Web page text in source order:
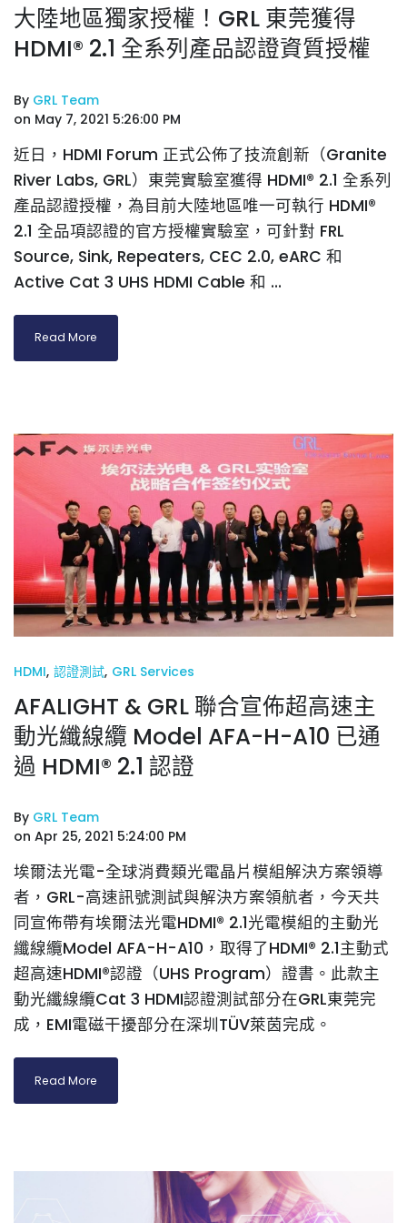
大陸地區獨家授權！GRL 東莞獲得
HDMI® 2.1 全系列產品認證資質授權
By GRL Team
on May 7, 2021 5:26:00 PM
近日，HDMI Forum 正式公佈了技流創新（Granite
River Labs, GRL）東莞實驗室獲得 HDMI® 2.1 全系列
產品認證授權，為目前大陸地區唯一可執行 HDMI®
2.1 全品項認證的官方授權實驗室，可針對 FRL
Source, Sink, Repeaters, CEC 2.0, eARC 和
Active Cat 3 UHS HDMI Cable 和 ...
Read More
HDMI, 認證測試, GRL Services
AFALIGHT & GRL 聯合宣佈超高速主
動光纖線纜 Model AFA-H-A10 已通
過 HDMI® 2.1 認證
By GRL Team
on Apr 25, 2021 5:24:00 PM
埃爾法光電-全球消費類光電晶片模組解決方案領導
者，GRL-高速訊號測試與解決方案領航者，今天共
同宣佈帶有埃爾法光電HDMI® 2.1光電模組的主動光
纖線纜Model AFA-H-A10，取得了HDMI® 2.1主動式
超高速HDMI®認證（UHS Program）證書。此款主
動光纖線纜Cat 3 HDMI認證測試部分在GRL東莞完
成，EMI電磁干擾部分在深圳TÜV萊茵完成。
Read More